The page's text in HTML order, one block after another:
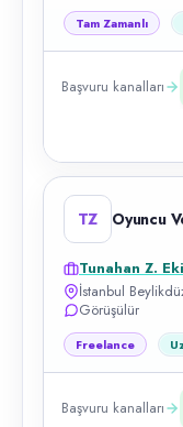
Tam Zamanlı
Başvuru kanalları
TZ Oyuncu
Tunahan Z.
İstanbul
Görüşülür
Freelance
Başvuru kanalları